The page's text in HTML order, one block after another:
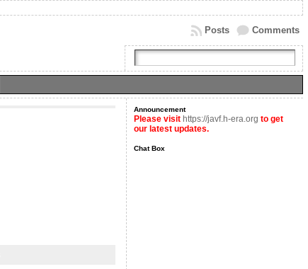
Comments
Posts
Announcement
Please visit https://javf.h-era.org to get
our latest updates.
Chat Box